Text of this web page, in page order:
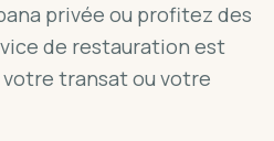
privée ou profitez des
de restauration est
transat ou votre